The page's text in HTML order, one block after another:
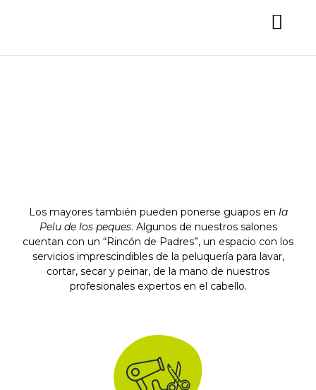
Los mayores también pueden ponerse guapos en la
Pelu de los peques. Algunos de nuestros salones
cuentan con un “Rincón de Padres”, un espacio con los
servicios imprescindibles de la peluquería para lavar,
cortar, secar y peinar, de la mano de nuestros
profesionales expertos en el cabello.